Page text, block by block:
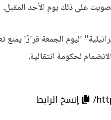
على ذلك يوم الأحد المقبل.
اليوم الجمعة قرارًا
لحكومة انتقالية.
إنسخ الرابط